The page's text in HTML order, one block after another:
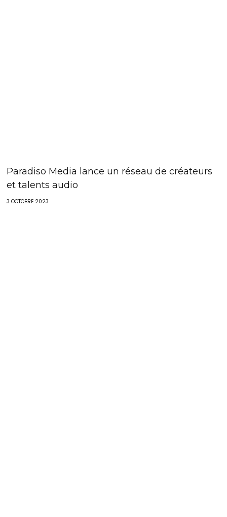
Paradiso Media lance un réseau de créateurs
et talents audio
3 OCTOBRE 2023